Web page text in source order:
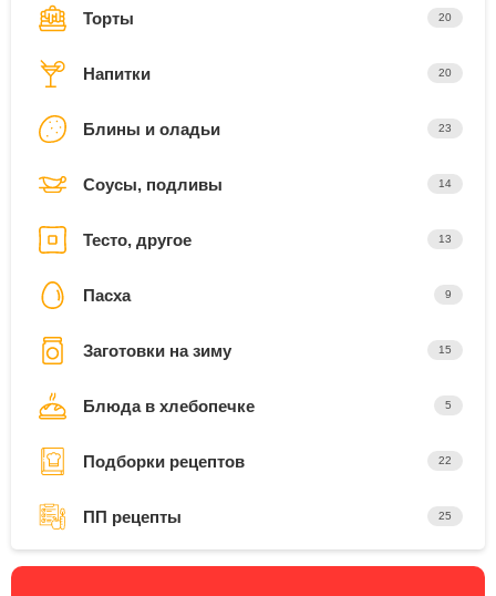
Торты 20
Напитки 20
Блины и оладьи 23
Соусы, подливы 14
Тесто, другое 13
Пасха 9
Заготовки на зиму 15
Блюда в хлебопечке 5
Подборки рецептов 22
ПП рецепты 25